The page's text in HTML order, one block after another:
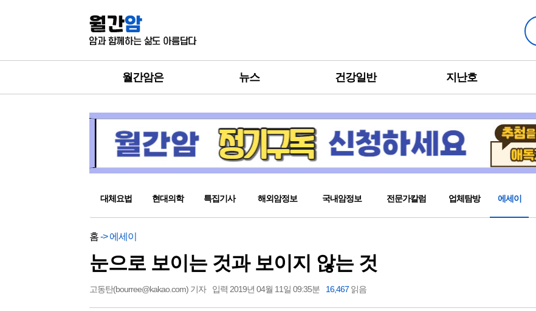
월간암은 뉴스 건강일반 지난호
대체요법 현대의학 특집기사 해외암정보 국내암정보 전문가칼럼 업체탐방 에세이
홈-> 에세이
눈으로 보이는 것과 보이지 않는 것
고동탄(bourree@kakao.com) 기자 입력 2019년 04월 11일 09:35분 16,467 읽음